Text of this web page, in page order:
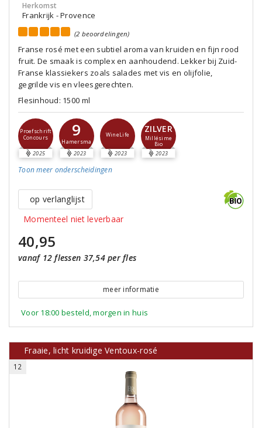
Herkomst
Frankrijk - Provence
(2 beoordelingen)
Franse rosé met een subtiel aroma van kruiden en fijn rood
fruit. De smaak is complex en aanhoudend. Lekker bij Zuid-
Franse klassiekers zoals salades met vis en olijfolie,
gegrilde vis en vleesgerechten.
Flesinhoud: 1500 ml
Proefschrift
Concours
2025
9
Hamersma
2023
WineLife
2023
ZILVER
Millésime
Bio
2023
Toon meer onderscheidingen
op verlanglijst
Momenteel niet leverbaar
40,95
vanaf 12 flessen 37,54 per fles
meer informatie
Voor 18:00 besteld, morgen in huis
Fraaie, licht kruidige Ventoux-rosé
12